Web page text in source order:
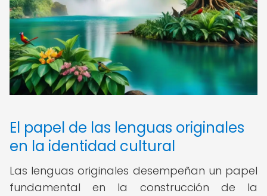
El papel de las lenguas originales
en la identidad cultural
Las lenguas originales desempeñan un papel
fundamental en la construcción de la